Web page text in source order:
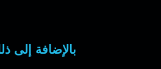
بالإضافة إلى